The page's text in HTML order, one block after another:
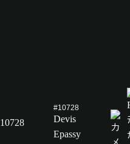
10728
#10728
Devis
Epassy